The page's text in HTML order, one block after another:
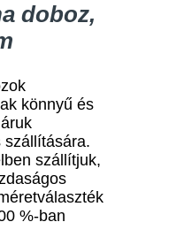
doboz,
könnyű és
szállítására.
szállítjuk,
%-ban